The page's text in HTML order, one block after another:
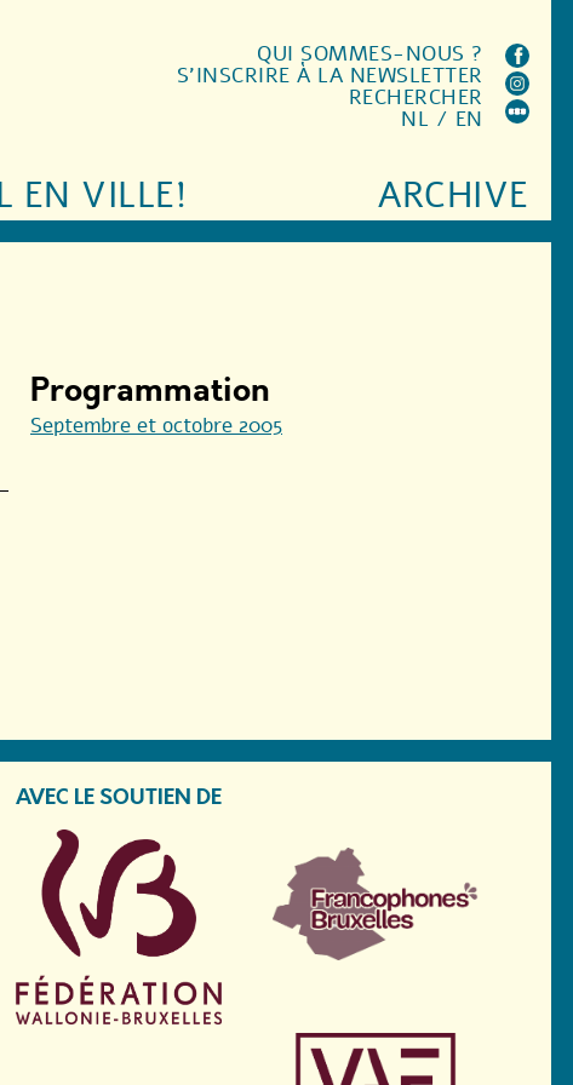
EN VILLE! ARCHIVE
QUI SOMMES-NOUS ?
S'INSCRIRE À LA NEWSLETTER
RECHERCHER
NL / EN
Programmation
Septembre et octobre 2005
AVEC LE SOUTIEN DE